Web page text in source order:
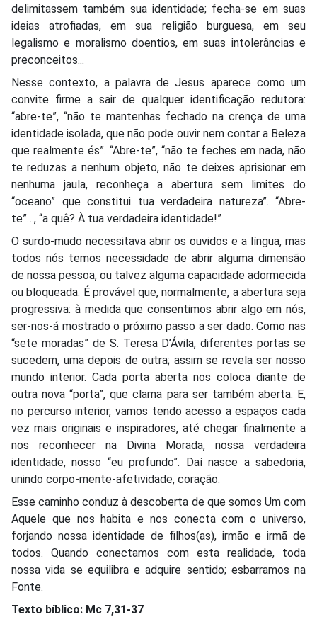
delimitassem também sua identidade; fecha-se em suas
ideias atrofiadas, em sua religião burguesa, em seu
legalismo e moralismo doentios, em suas intolerâncias e
preconceitos...
Nesse contexto, a palavra de Jesus aparece como um
convite firme a sair de qualquer identificação redutora:
“abre-te”, “não te mantenhas fechado na crença de uma
identidade isolada, que não pode ouvir nem contar a Beleza
que realmente és”. “Abre-te”, “não te feches em nada, não
te reduzas a nenhum objeto, não te deixes aprisionar em
nenhuma jaula, reconheça a abertura sem limites do
“oceano” que constitui tua verdadeira natureza”. “Abre-
te”…, “a quê? À tua verdadeira identidade!”
O surdo-mudo necessitava abrir os ouvidos e a língua, mas
todos nós temos necessidade de abrir alguma dimensão
de nossa pessoa, ou talvez alguma capacidade adormecida
ou bloqueada. É provável que, normalmente, a abertura seja
progressiva: à medida que consentimos abrir algo em nós,
ser-nos-á mostrado o próximo passo a ser dado. Como nas
“sete moradas” de S. Teresa D’Ávila, diferentes portas se
sucedem, uma depois de outra; assim se revela ser nosso
mundo interior. Cada porta aberta nos coloca diante de
outra nova “porta”, que clama para ser também aberta. E,
no percurso interior, vamos tendo acesso a espaços cada
vez mais originais e inspiradores, até chegar finalmente a
nos reconhecer na Divina Morada, nossa verdadeira
identidade, nosso “eu profundo”. Daí nasce a sabedoria,
unindo corpo-mente-afetividade, coração.
Esse caminho conduz à descoberta de que somos Um com
Aquele que nos habita e nos conecta com o universo,
forjando nossa identidade de filhos(as), irmão e irmã de
todos. Quando conectamos com esta realidade, toda
nossa vida se equilibra e adquire sentido; esbarramos na
Fonte.
Texto bíblico: Mc 7,31-37